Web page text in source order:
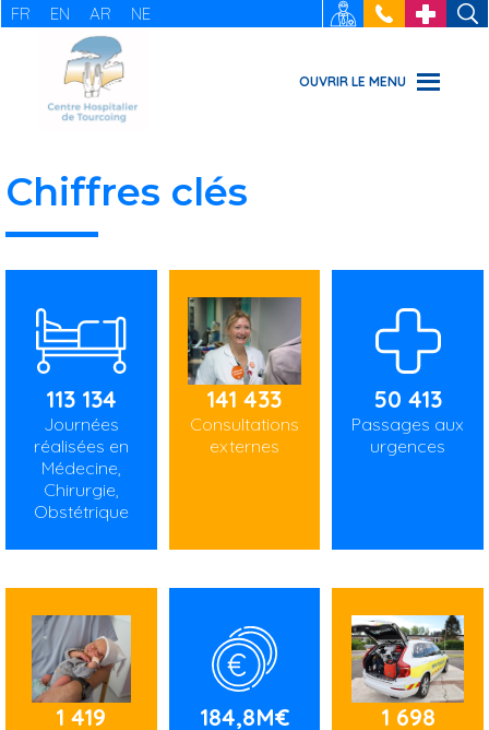
FR EN AR NE RECRUTEMENT
: 03 20 69
49 49
URGENCES
OUVRIR LE MENU
Chiffres clés
113 134
Journées
réalisées en
Médecine,
Chirurgie,
Obstétrique
141 433
Consultations
externes
50 413
Passages aux
urgences
1 419 184,8M€ 1 698